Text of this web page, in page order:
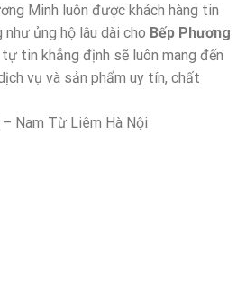
Minh luôn được khách hàng tin
ủng hộ lâu dài cho Bếp Phương
tự tin khẳng định sẽ luôn mang đến
vụ và sản phẩm uy tín, chất
Nam Từ Liêm Hà Nội